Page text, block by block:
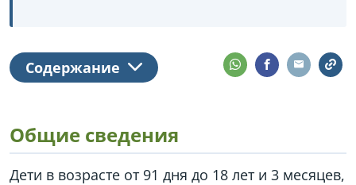
Содержание
Общие сведения
Дети в возрасте от 91 дня до 18 лет и 3 месяцев,